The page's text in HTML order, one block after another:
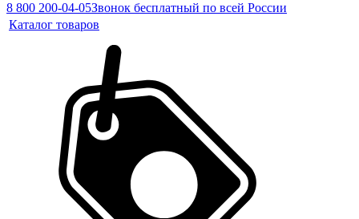
8 800 200-04-05Звонок бесплатный по всей России
Каталог товаров